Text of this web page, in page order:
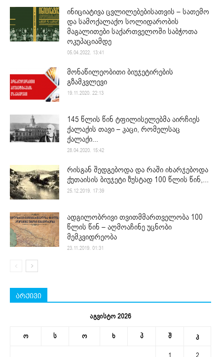
ინიციატივა ცვლილებებისათვის – სათემო
და სამოქალაქო სოლიდარობის
მაგალითები საქართველოში საბჭოთა
ოკუპაციამდე
05.04.2022. 13:41
მონაწილეობითი ბიუჯეტირების
გზამკვლევი
19.11.2020. 22:13
145 წლის წინ ტფილისელებმა აირჩიეს
ქალაქის თავი – კაცი, რომელსაც
ქალაქი...
28.04.2020. 15:42
რისგან შედგებოდა და რაში იხარჯებოდა
ქუთაისის ბიუჯეტი ზუსტად 100 წლის წინ,...
25.12.2019. 17:39
ადგილობრივი თვითმმართველობა 100
წლის წინ – აღმოაჩინე უცნობი
მემკვიდრეობა
23.11.2019. 01:31
არქივი
აგვისტო 2026
ო ს ო ხ პ შ კ